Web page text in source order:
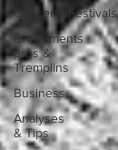
Concerts/Festivals
Événements
pros &
Tremplins
Business
Analyses
& Tips